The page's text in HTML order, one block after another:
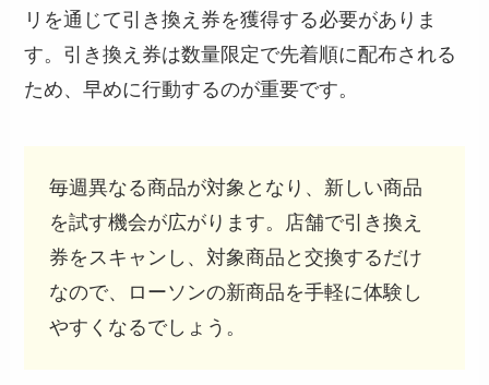
リを通じて引き換え券を獲得する必要がありま
す。引き換え券は数量限定で先着順に配布される
ため、早めに行動するのが重要です。
毎週異なる商品が対象となり、新しい商品
を試す機会が広がります。店舗で引き換え
券をスキャンし、対象商品と交換するだけ
なので、ローソンの新商品を手軽に体験し
やすくなるでしょう。